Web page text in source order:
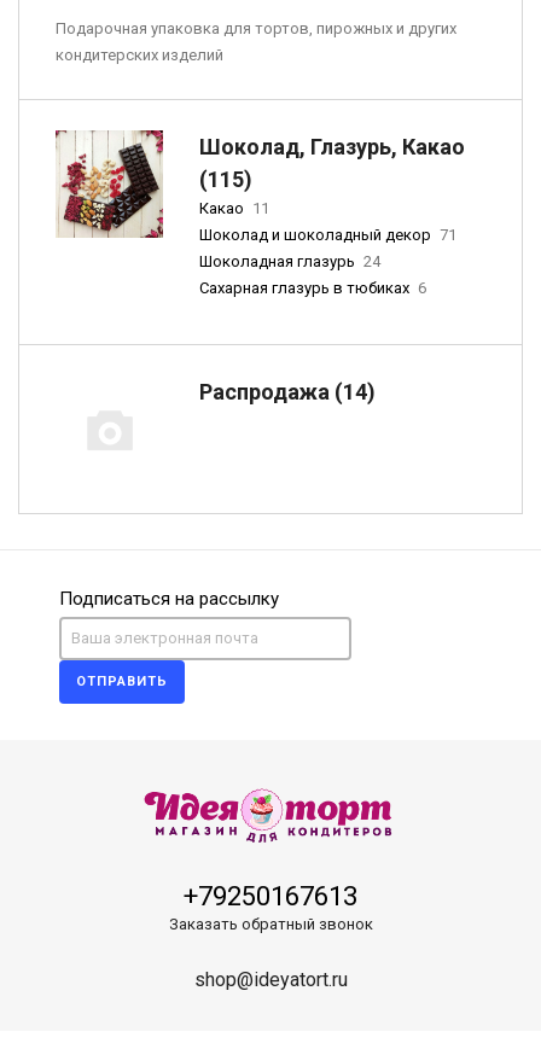
Подарочная упаковка для тортов, пирожных и других
кондитерских изделий
Шоколад, Глазурь, Какао
(115)
Какао 11
Шоколад и шоколадный декор 71
Шоколадная глазурь 24
Сахарная глазурь в тюбиках 6
Распродажа (14)
Подписаться на рассылку
ОТПРАВИТЬ
+79250167613
Заказать обратный звонок
shop@ideyatort.ru